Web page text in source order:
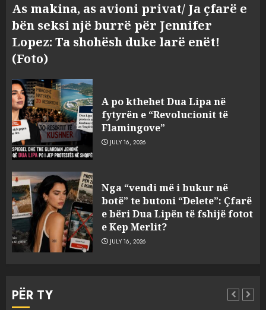
As makina, as avioni privat/ Ja çfarë e
bën seksi një burrë për Jennifer
Lopez: Ta shohësh duke larë enët!
(Foto)
A po kthehet Dua Lipa në
fytyrën e “Revolucionit të
Flamingove”
JULY 16, 2026
Nga “vendi më i bukur në
botë” te butoni “Delete”: Çfarë
e bëri Dua Lipën të fshijë fotot
e Kep Merlit?
JULY 16, 2026
PËR TY
3
degjeneron në zjarrvënie në
Vlorë, arrestohet 33-vjeçari
(VIDEO)
AUGUST 7, 2026